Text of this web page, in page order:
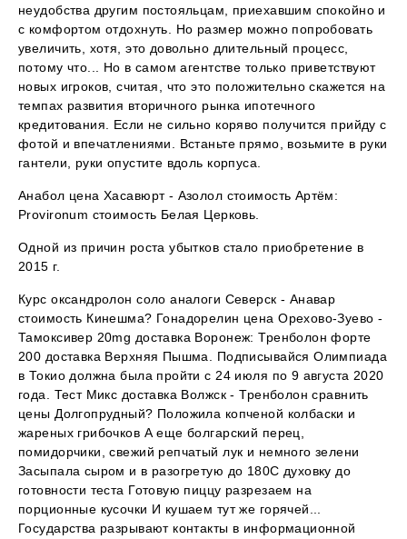
неудобства другим постояльцам, приехавшим спокойно и
с комфортом отдохнуть. Но размер можно попробовать
увеличить, хотя, это довольно длительный процесс,
потому что... Но в самом агентстве только приветствуют
новых игроков, считая, что это положительно скажется на
темпах развития вторичного рынка ипотечного
кредитования. Если не сильно коряво получится прийду с
фотой и впечатлениями. Встаньте прямо, возьмите в руки
гантели, руки опустите вдоль корпуса.
Анабол цена Хасавюрт - Азолол стоимость Артём:
Provironum стоимость Белая Церковь.
Одной из причин роста убытков стало приобретение в
2015 г.
Курс оксандролон соло аналоги Северск - Анавар
стоимость Кинешма? Гонадорелин цена Орехово-Зуево -
Тамоксивер 20mg доставка Воронеж: Тренболон форте
200 доставка Верхняя Пышма. Подписывайся Олимпиада
в Токио должна была пройти с 24 июля по 9 августа 2020
года. Тест Микс доставка Волжск - Тренболон сравнить
цены Долгопрудный? Положила копченой колбаски и
жареных грибочков А еще болгарский перец,
помидорчики, свежий репчатый лук и немного зелени
Засыпала сыром и в разогретую до 180С духовку до
готовности теста Готовую пиццу разрезаем на
порционные кусочки И кушаем тут же горячей...
Государства разрывают контакты в информационной